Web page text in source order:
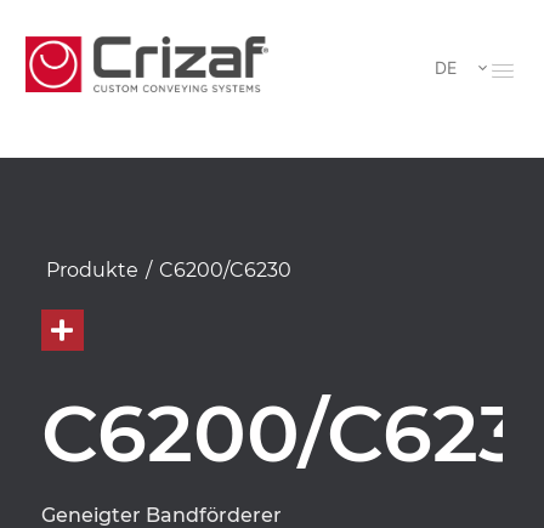
DE
Produkte / C6200/C6230
C6200/
Geneigter Bandförderer